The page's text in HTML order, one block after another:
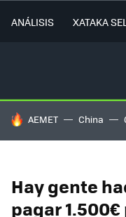
ANÁLISIS XATAKA
HOY SE HABLA DE
AEMET China
Hay gente
pagar